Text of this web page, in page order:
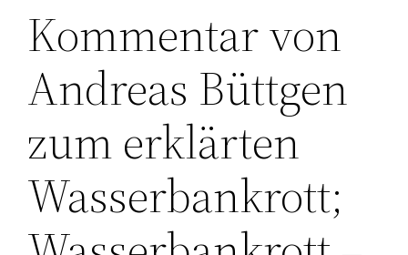
Kommentar von
Andreas Büttgen
zum erklärten
Wasserbankrott;